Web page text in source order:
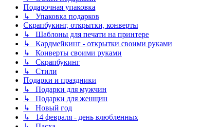
Подарочная упаковка
↳ Упаковка подарков
Скрапбукинг, открытки, конверты
↳ Шаблоны для печати на принтере
↳ Кардмейкинг - открытки своими руками
↳ Конверты своими руками
↳ Скрапбукинг
↳ Стили
Подарки и праздники
↳ Подарки для мужчин
↳ Подарки для женщин
↳ Новый год
↳ 14 февраля - день влюбленных